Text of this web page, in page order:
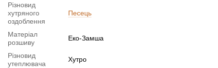
Різновид
хутряного
оздоблення
Песець
Матеріал
розшиву
Еко-Замша
Різновид
утеплювача
Хутро